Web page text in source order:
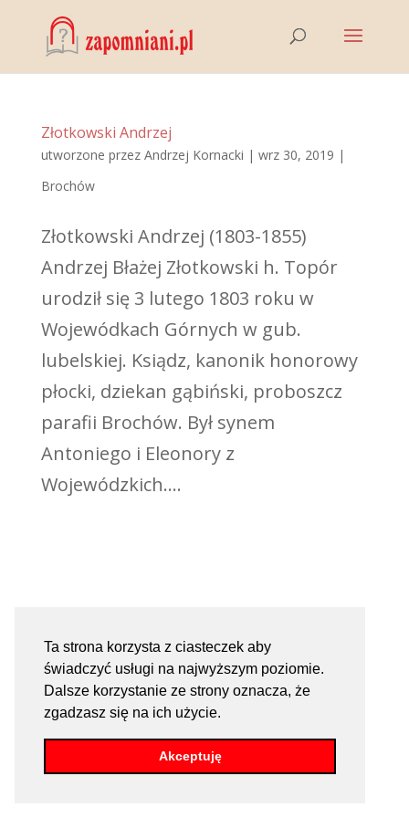
Ta strona korzysta z ciasteczek aby
świadczyć usługi na najwyższym poziomie.
Dalsze korzystanie ze strony oznacza, że
zgadzasz się na ich użycie.
Akceptuję
Złotkowski Andrzej
utworzone przez Andrzej Kornacki | wrz 30, 2019 |
Brochów
Złotkowski Andrzej (1803-1855)
Andrzej Błażej Złotkowski h. Topór
urodził się 3 lutego 1803 roku w
Wojewódkach Górnych w gub.
lubelskiej. Ksiądz, kanonik honorowy
płocki, dziekan gąbiński, proboszcz
parafii Brochów. Był synem
Antoniego i Eleonory z
Wojewódzkich....